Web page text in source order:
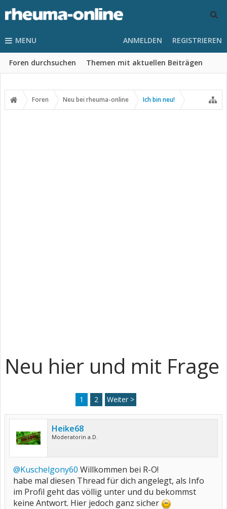
MENU
Foren durchsuchen Themen mit aktuellen Beiträgen
ANMELDEN REGISTRIEREN
Foren Neu bei rheuma-online Ich bin neu!
Neu hier und mit Frage
1 2 Weiter >
Heike68
Moderatorin a.D.
@Kuschelgony60 Willkommen bei R-O!
habe mal diesen Thread für dich angelegt, als Info
im Profil geht das völlig unter und du bekommst
keine Antwort. Hier jedoch ganz sicher